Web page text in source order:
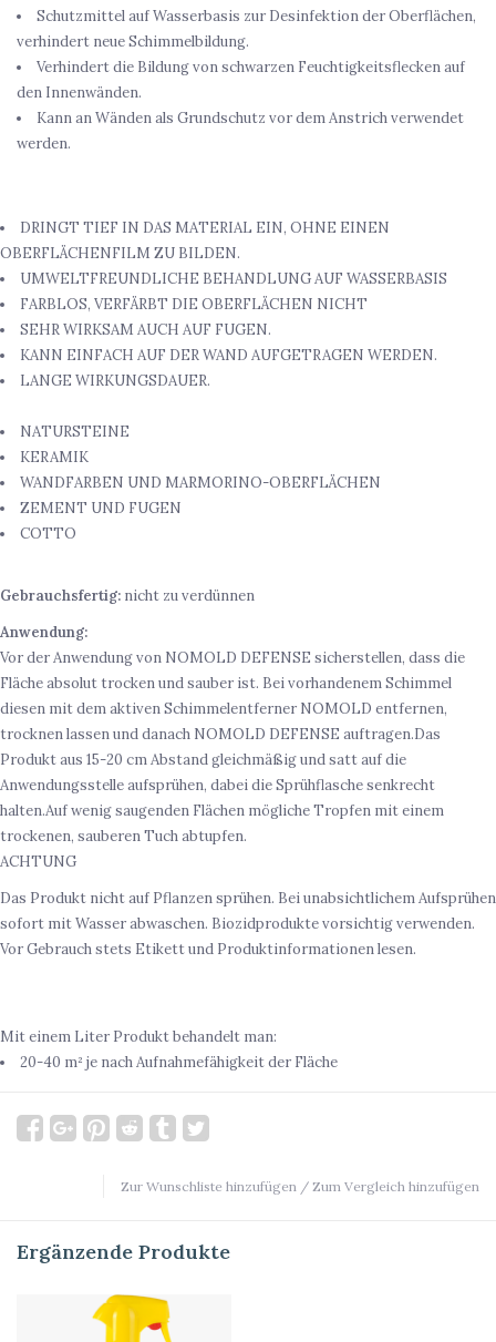
Schutzmittel auf Wasserbasis zur Desinfektion der Oberflächen,
verhindert neue Schimmelbildung.
Verhindert die Bildung von schwarzen Feuchtigkeitsflecken auf
den Innenwänden.
Kann an Wänden als Grundschutz vor dem Anstrich verwendet
werden.
DRINGT TIEF IN DAS MATERIAL EIN, OHNE EINEN
OBERFLÄCHENFILM ZU BILDEN.
UMWELTFREUNDLICHE BEHANDLUNG AUF WASSERBASIS
FARBLOS, VERFÄRBT DIE OBERFLÄCHEN NICHT
SEHR WIRKSAM AUCH AUF FUGEN.
KANN EINFACH AUF DER WAND AUFGETRAGEN WERDEN.
LANGE WIRKUNGSDAUER.
NATURSTEINE
KERAMIK
WANDFARBEN UND MARMORINO-OBERFLÄCHEN
ZEMENT UND FUGEN
COTTO
Gebrauchsfertig: nicht zu verdünnen
Anwendung:
Vor der Anwendung von NOMOLD DEFENSE sicherstellen, dass die
Fläche absolut trocken und sauber ist. Bei vorhandenem Schimmel
diesen mit dem aktiven Schimmelentferner NOMOLD entfernen,
trocknen lassen und danach NOMOLD DEFENSE auftragen.Das
Produkt aus 15-20 cm Abstand gleichmäßig und satt auf die
Anwendungsstelle aufsprühen, dabei die Sprühflasche senkrecht
halten.Auf wenig saugenden Flächen mögliche Tropfen mit einem
trockenen, sauberen Tuch abtupfen.
ACHTUNG
Das Produkt nicht auf Pflanzen sprühen. Bei unabsichtlichem Aufsprühen
sofort mit Wasser abwaschen. Biozidprodukte vorsichtig verwenden.
Vor Gebrauch stets Etikett und Produktinformationen lesen.
Mit einem Liter Produkt behandelt man:
20-40 m² je nach Aufnahmefähigkeit der Fläche
Zur Wunschliste hinzufügen / Zum Vergleich hinzufügen
Ergänzende Produkte